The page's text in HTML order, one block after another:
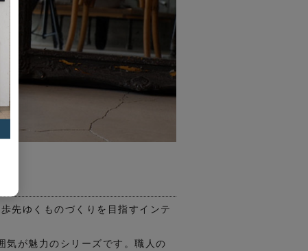
先ゆくものづくりを目指すインテ
気が魅力のシリーズです。職人の